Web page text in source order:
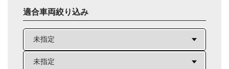
適合車両絞り込み